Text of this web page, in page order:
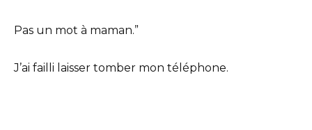
Pas un mot à maman.”
J’ai failli laisser tomber mon téléphone.